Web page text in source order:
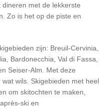
met de lekkerste
Zo is het op de piste en
zijn: Breuil-Cervinia,
Bardonecchia, Val di Fassa,
Seiser-Alm. Met deze
wils. Skigebieden met heel
om skitochten te maken,
ski en